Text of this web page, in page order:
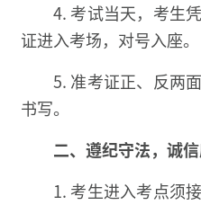
4. 考试当天，考生
证进入考场，对号入座。
5. 准考证正、反两
书写。
二、遵纪守法，诚
1. 考生进入考点须